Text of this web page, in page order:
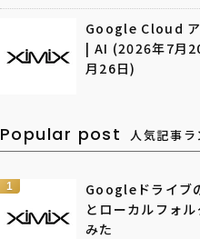
Google Cloud ア
| AI (2026年7月
月26日)
Popular post 人気記事
1
Googleドライブ
とローカルフォ
みた